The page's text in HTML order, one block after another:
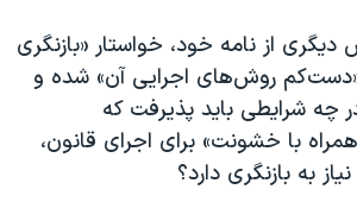
از نامه خود، خواستار «بازنگری
روش‌های اجرایی آن» شده و
چه شرایطی باید پذیرفت که
با خشونت» برای اجرای قانون،
به بازنگری دارد؟